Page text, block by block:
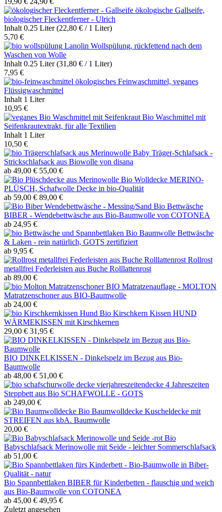
ökologische Gallseife,
biologischer Fleckentferner - Ulrich
Inhalt 0.25 Liter(22,80 € / 1 Liter)
5,70 €
Lanolin Wollspülung, rückfettend nach dem
Waschen von Wolle
Inhalt 0.25 Liter(31,80 € / 1 Liter)
7,95 €
ökologisches Feinwaschmittel, veganes
Flüssigwaschmittel
Inhalt 1 Liter
10,95 €
Bio Waschmittel mit
Seifenkrautextrakt, für alle Textilien
Inhalt 1 Liter
10,50 €
Baby Träger-Schlafsack -
Strickschlafsack aus Biowolle von disana
ab 49,00 € 55,00 €
Bio Wolldecke MERINO-
PLÜSCH, Schafwolle Decke in bio-Qualität
ab 59,00 € 89,00 €
Bio Bettwäsche
BIBER - Wendebettwäsche aus Bio-Baumwolle von COTONEA
ab 24,95 €
Bio Baumwolle Bettwäsche
& Laken - rein natürlich, GOTS zertifiziert
ab 9,95 €
Rollrost
metallfrei Federleisten aus Buche Rolllattenrost
ab 89,00 €
BIO Matratzenauflage - MOLTON
Matratzenschoner aus BIO-Baumwolle
ab 24,00 €
Bio Kirschkern Kissen HUND
WÄRMEKISSEN mit Kirschkernen
29,00 € 31,95 €
BIO DINKELKISSEN - Dinkelspelz im Bezug aus Bio-
Baumwolle
ab 48,00 € 51,00 €
4 Jahreszeiten
Steppbett aus Bio SCHAFWOLLE - GOTS
ab 249,00 €
Bio Baumwolldecke Kuscheldecke mit
STREIFEN aus kbA. Baumwolle
20,00 €
Bio
Babyschlafsack Merinowolle mit Seide - leichter Sommerschlafsack
ab 51,00 €
Bio Spannbettlaken BIBER für Kinderbetten - flauschig und weich
aus Bio-Baumwolle von COTONEA
ab 45,00 € 49,95 €
Zuletzt angesehen